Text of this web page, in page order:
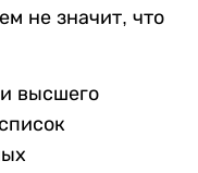
не значит, что
высшего
список